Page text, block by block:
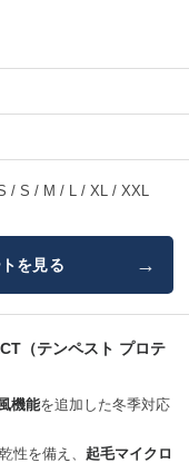
/ S / M / L / XL / XXL
を見る →
（テンペスト プロテ
機能を追加した冬季対応
性を備え、 起毛マイクロ